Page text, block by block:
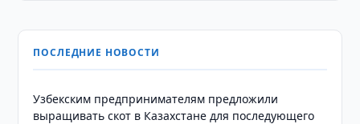
ПОСЛЕДНИЕ НОВОСТИ
Узбекским предпринимателям предложили
выращивать скот в Казахстане для последующего